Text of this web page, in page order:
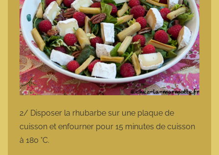
2/ Disposer la rhubarbe sur une plaque de
cuisson et enfourner pour 15 minutes de cuisson
à 180 °C.